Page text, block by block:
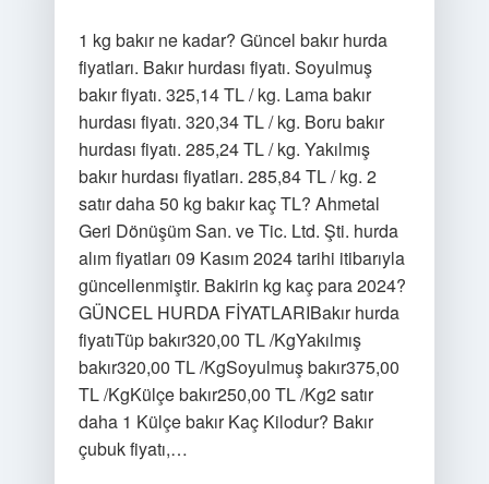
1 kg bakır ne kadar? Güncel bakır hurda
fiyatları. Bakır hurdası fiyatı. Soyulmuş
bakır fiyatı. 325,14 TL / kg. Lama bakır
hurdası fiyatı. 320,34 TL / kg. Boru bakır
hurdası fiyatı. 285,24 TL / kg. Yakılmış
bakır hurdası fiyatları. 285,84 TL / kg. 2
satır daha 50 kg bakır kaç TL? Ahmetal
Geri Dönüşüm San. ve Tic. Ltd. Şti. hurda
alım fiyatları 09 Kasım 2024 tarihi itibarıyla
güncellenmiştir. Bakirin kg kaç para 2024?
GÜNCEL HURDA FİYATLARIBakır hurda
fiyatıTüp bakır320,00 TL /KgYakılmış
bakır320,00 TL /KgSoyulmuş bakır375,00
TL /KgKülçe bakır250,00 TL /Kg2 satır
daha 1 Külçe bakır Kaç Kilodur? Bakır
çubuk fiyatı,…